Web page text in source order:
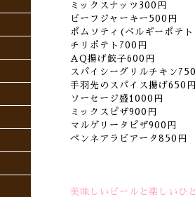
ミックスナッツ300円
ビーフジャーキー500円
ポムソティ(ベルギーポテ
チリポテト700円
AQ揚げ餃子600円
スパイシーグリルチキン
手羽先のスパイス揚げ650円
ソーセージ盛1000円
ミックスピザ900円
マルゲリータピザ900円
ペンネアラビアータ850円
美味しいビールと楽しいひ